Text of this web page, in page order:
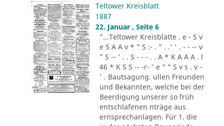
Teltower Kreisblatt
1887
22. Januar , Seite 6
"...Teltower Kreisblatte . e - S v
e S A A v * " S :- . " . .' ' . - - -- v
" S -- ' . . S - - - . . A * K A A A . l
46 * K S S -- -r- ' e " " S v s . v -
' . Bautsagung. ullen Freunden
und Bekannten, welche bei der
Beerdigung unserer so früh
entschlafenen nträge aus
ernsprechanlagen. Für 1. die